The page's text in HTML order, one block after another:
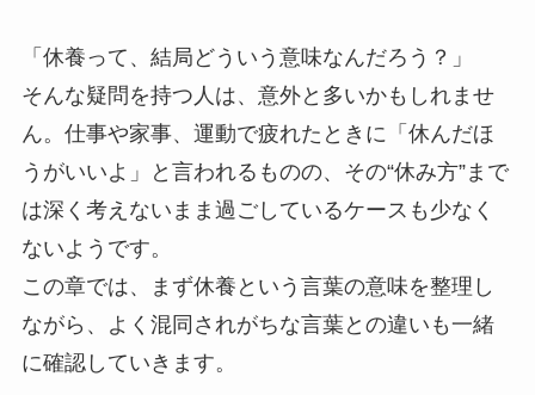
「休養って、結局どういう意味なんだろう？」
そんな疑問を持つ人は、意外と多いかもしれませ
ん。仕事や家事、運動で疲れたときに「休んだほ
うがいいよ」と言われるものの、その“休み方”まで
は深く考えないまま過ごしているケースも少なく
ないようです。
この章では、まず休養という言葉の意味を整理し
ながら、よく混同されがちな言葉との違いも一緒
に確認していきます。